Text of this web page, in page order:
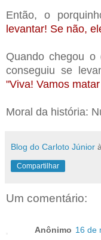
Então, o
levantar! Se não,
Quando chegou
conseguiu se
"Viva! Vamos
Moral da história:
Blog do Carloto Júnior
Compartilhar
Um comentário:
Anônimo 16 de